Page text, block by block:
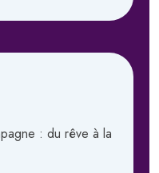
: du rêve à la